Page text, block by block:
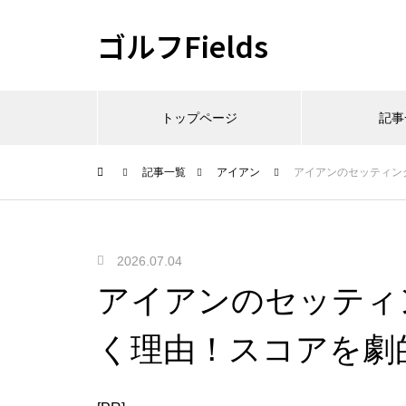
ゴルフFields
トップページ 記
記事一覧 アイアン アイアンのセッティ
2026.07.04
アイアンのセッテ
く理由！スコアを劇